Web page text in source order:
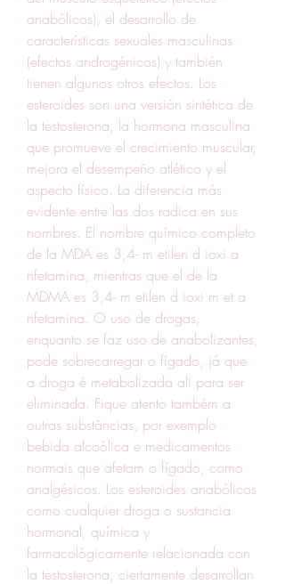
anabólicos), el desarrollo de
características sexuales masculinas
(efectos androgénicos) y también
tienen algunos otros efectos. Los
esteroides son una versión sintética de
la testosterona, la hormona masculina
que promueve el crecimiento muscular,
mejora el desempeño atlético y el
aspecto físico. La diferencia más
evidente entre las dos radica en sus
nombres. El nombre químico completo
de la MDA es 3,4- m etilen d ioxi a
nfetamina, mientras que el de la
MDMA es 3,4- m etilen d ioxi m et a
nfetamina. O uso de drogas,
enquanto se faz uso de anabolizantes,
pode sobrecarregar o fígado, já que
a droga é metabolizada ali para ser
eliminada. Fique atento também a
outras substâncias, por exemplo
bebida alcoólica e medicamentos
normais que afetam o fígado, como
analgésicos. Los esteroides anabólicos
como cualquier droga o sustancia
hormonal, química y
farmacológicamente relacionada con
la testosterona, ciertamente desarrollan